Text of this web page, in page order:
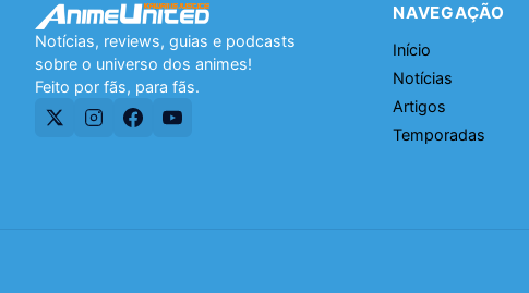
Notícias, reviews, guias e podcasts
sobre o universo dos animes!
Feito por fãs, para fãs.
NAVEGAÇÃO
Início
Notícias
Artigos
Temporadas